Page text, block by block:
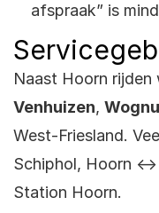
afspraak” is
Naast Hoorn rijden
Venhuizen,
West-Friesland.
Schiphol, Hoorn ↔
Station Hoorn.